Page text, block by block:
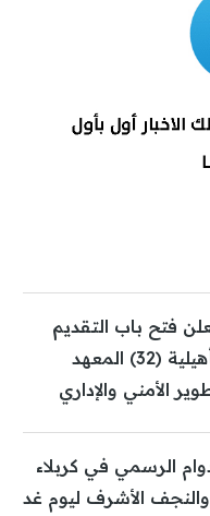
فتح باب التقديم
للدورة التأهيلية (32) المعهد
الأمني والإداري
الرسمي في كربلاء
الأشرف ليوم غد